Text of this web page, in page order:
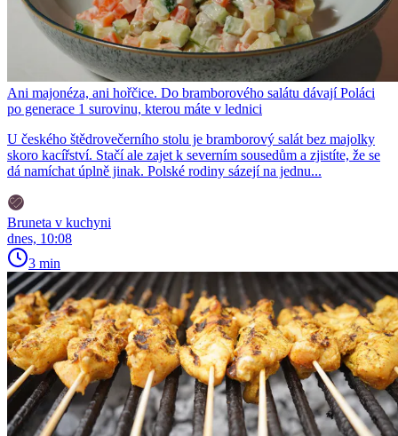
Ani majonéza, ani hořčice. Do bramborového salátu dávají Poláci
po generace 1 surovinu, kterou máte v lednici
U českého štědrovečerního stolu je bramborový salát bez majolky
skoro kacířství. Stačí ale zajet k severním sousedům a zjistíte, že se
dá namíchat úplně jinak. Polské rodiny sázejí na jednu...
Bruneta v kuchyni
dnes, 10:08
3 min